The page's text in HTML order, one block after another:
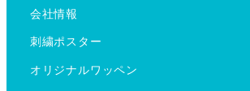
会社情報
刺繍ポスター
オリジナルワッペン